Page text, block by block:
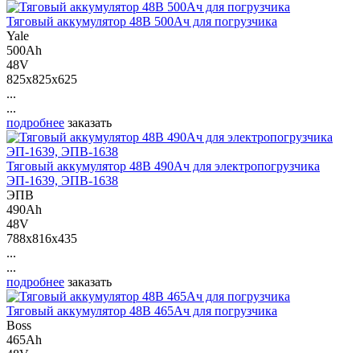
Тяговый аккумулятор 48В 500Ач для погрузчика
Yale
500Ah
48V
825x825x625
...
...
подробнее заказать
Тяговый аккумулятор 48В 490Ач для электропогрузчика
ЭП-1639, ЭПВ-1638
ЭПВ
490Ah
48V
788x816x435
...
...
подробнее заказать
Тяговый аккумулятор 48В 465Ач для погрузчика
Boss
465Ah